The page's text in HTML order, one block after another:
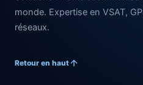
monde. Expertise en VSAT,
réseaux.
Retour en haut